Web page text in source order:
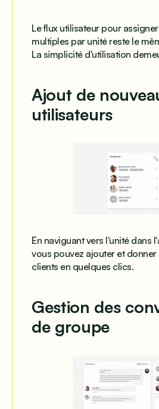
Le flux utilisateur pour
multiples par unité reste le
La simplicité d'utilisation
Ajout de
utilisateurs
En naviguant vers l'unité dans
vous pouvez ajouter et
clients en quelques clics.
Gestion des
de groupe